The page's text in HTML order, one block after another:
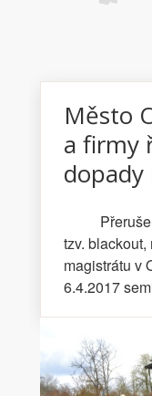
Město
a firmy
Přerušení
tzv.
magistrátu v
6.4.2017
jednotlivé
Ostravy a